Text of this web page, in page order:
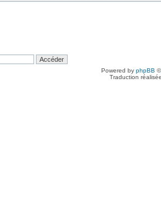
Powered by phpBB
Traduction